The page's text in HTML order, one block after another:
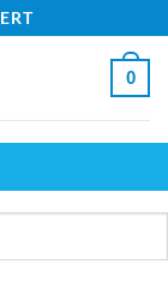
0